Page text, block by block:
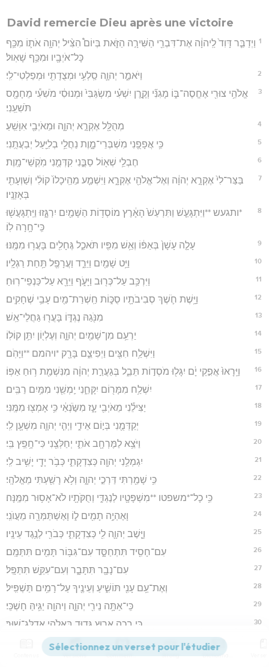
David remercie Dieu après une victoire
1 וַיְדַבֵּ֤ר דָּוִד֙ לַֽיהוָ֔ה אֶת־דִּבְרֵ֖י הַשִּׁירָ֣ה הַזֹּ֑את בְּיוֹם֩ הִצִּ֨יל יְהוָ֥ה אֹת֛וֹ מִכַּ֥ף
כָּל־אֹיְבָ֖יו וּמִכַּ֥ף שָׁאֽוּל׃
2 וַיֹּאמַ֑ר יְהוָ֛ה סַֽלְעִ֥י וּמְצֻדָתִ֖י וּמְפַלְטִי־לִֽי׃
3
אֱלֹהֵ֥י צוּרִ֖י אֶחֱסֶה־בּ֑וֹ מָגִנִּ֞י וְקֶ֣רֶן יִשְׁעִ֗י מִשְׂגַּבִּי֙ וּמְנוּסִ֔י מֹשִׁעִ֕י מֵחָמָ֖ס
תֹּשִׁעֵֽנִי׃
4 מְהֻלָּ֖ל אֶקְרָ֣א יְהוָ֑ה וּמֵאֹיְבַ֖י אִוָּשֵֽׁעַ׃
5 כִּ֥י אֲפָפֻ֖נִי מִשְׁבְּרֵי־מָ֑וֶת נַחֲלֵ֥י בְלִיַּ֖עַל יְבַעֲתֻֽנִי׃
6 חֶבְלֵ֥י שְׁא֖וֹל סַבֻּ֑נִי קִדְּמֻ֖נִי מֹֽקְשֵׁי־מָֽוֶת׃
7
בַּצַּר־לִי֙ אֶקְרָ֣א יְהוָ֔ה וְאֶל־אֱלֹהַ֖י אֶקְרָ֑א וַיִּשְׁמַ֤ע מֵהֵֽיכָלוֹ֙ קוֹלִ֔י וְשַׁוְעָתִ֖י
בְּאָזְנָֽיו׃
8
*ותגעש **וַיִּתְגָּעַ֤שׁ וַתִּרְעַשׁ֙ הָאָ֔רֶץ מוֹסְד֥וֹת הַשָּׁמַ֖יִם יִרְגָּ֑זוּ וַיִּֽתְגָּעֲשׁ֖וּ
כִּֽי־חָ֥רָה לֽוֹ׃
9 עָלָ֤ה עָשָׁן֙ בְּאַפּ֔וֹ וְאֵ֥שׁ מִפִּ֖יו תֹּאכֵ֑ל גֶּחָלִ֖ים בָּעֲר֥וּ מִמֶּֽנּוּ׃
10 וַיֵּ֥ט שָׁמַ֖יִם וַיֵּרַ֑ד וַעֲרָפֶ֖ל תַּ֥חַת רַגְלָֽיו׃
11 וַיִּרְכַּ֥ב עַל־כְּר֖וּב וַיָּעֹ֑ף וַיֵּרָ֖א עַל־כַּנְפֵי־רֽוּחַ׃
12 וַיָּ֥שֶׁת חֹ֛שֶׁךְ סְבִיבֹתָ֖יו סֻכּ֑וֹת חַֽשְׁרַת־מַ֖יִם עָבֵ֥י שְׁחָקִֽים׃
13 מִנֹּ֖גַהּ נֶגְדּ֑וֹ בָּעֲר֖וּ גַּחֲלֵי־אֵֽשׁ׃
14 יַרְעֵ֥ם מִן־שָׁמַ֖יִם יְהוָ֑ה וְעֶלְי֖וֹן יִתֵּ֥ן קוֹלֽוֹ׃
15 וַיִּשְׁלַ֥ח חִצִּ֖ים וַיְפִיצֵ֑ם בָּרָ֖ק *ויהמם **וַיָּהֹֽם׃
16 וַיֵּֽרָאוּ֙ אֲפִ֣קֵי יָ֔ם יִגָּל֖וּ מֹסְד֣וֹת תֵּבֵ֑ל בְּגַעֲרַ֣ת יְהוָ֔ה מִנִּשְׁמַ֖ת ר֥וּחַ אַפּֽוֹ׃
17 יִשְׁלַ֥ח מִמָּר֖וֹם יִקָּחֵ֑נִי יַֽמְשֵׁ֖נִי מִמַּ֥יִם רַבִּֽים׃
18 יַצִּילֵ֕נִי מֵאֹיְבִ֖י עָ֑ז מִשֹּׂ֣נְאַ֔י כִּ֥י אָמְצ֖וּ מִמֶּֽנִּי׃
19 יְקַדְּמֻ֖נִי בְּי֣וֹם אֵידִ֑י וַיְהִ֧י יְהוָ֛ה מִשְׁעָ֖ן לִֽי׃
20 וַיֹּצֵ֥א לַמֶּרְחָ֖ב אֹתִ֑י יְחַלְּצֵ֖נִי כִּי־חָ֥פֵֽץ בִּֽי׃
21 יִגְמְלֵ֥נִי יְהוָ֖ה כְּצִדְקָתִ֑י כְּבֹ֥ר יָדַ֖י יָשִׁ֥יב לִֽי׃
22 כִּ֥י שָׁמַ֖רְתִּי דַּרְכֵ֣י יְהוָ֑ה וְלֹ֥א רָשַׁ֖עְתִּי מֵאֱלֹהָֽי׃
23 כִּ֥י כָל־*משפטו **מִשְׁפָּטָ֖יו לְנֶגְדִּ֑י וְחֻקֹּתָ֖יו לֹא־אָס֥וּר מִמֶּֽנָּה׃
24 וָאֶהְיֶ֥ה תָמִ֖ים ל֑וֹ וָאֶשְׁתַּמְּרָ֖ה מֵעֲוֺנִֽי׃
25 וַיָּ֧שֶׁב יְהוָ֛ה לִ֖י כְּצִדְקָתִ֑י כְּבֹרִ֖י לְנֶ֥גֶד עֵינָֽיו׃
26 עִם־חָסִ֖יד תִּתְחַסָּ֑ד עִם־גִּבּ֥וֹר תָּמִ֖ים תִּתַּמָּֽם׃
27 עִם־נָבָ֖ר תִּתָּבָ֑ר וְעִם־עִקֵּ֖שׁ תִּתַּפָּֽל׃
28 וְאֶת־עַ֥ם עָנִ֖י תּוֹשִׁ֑יעַ וְעֵינֶ֖יךָ עַל־רָמִ֥ים תַּשְׁפִּֽיל׃
29 כִּֽי־אַתָּ֥ה נֵירִ֖י יְהוָ֑ה וַיהוָ֖ה יַגִּ֥יהַּ חָשְׁכִּֽי׃
30 כִּ֥י בְכָ֖ה אָר֣וּץ גְּד֑וּד בֵּאלֹהַ֖י אֲדַלֶּג־שֽׁוּר׃
הָאֵ֖ל תָּמִ֣ים דַּרְכּ֑וֹ אִמְרַ֤ת יְהוָה֙ צְרוּפָ֔ה מָגֵ֣ן ה֔וּא לְכֹ֖ל הַחֹסִ֥ים בּֽוֹ׃
Versions Commentaires Strong